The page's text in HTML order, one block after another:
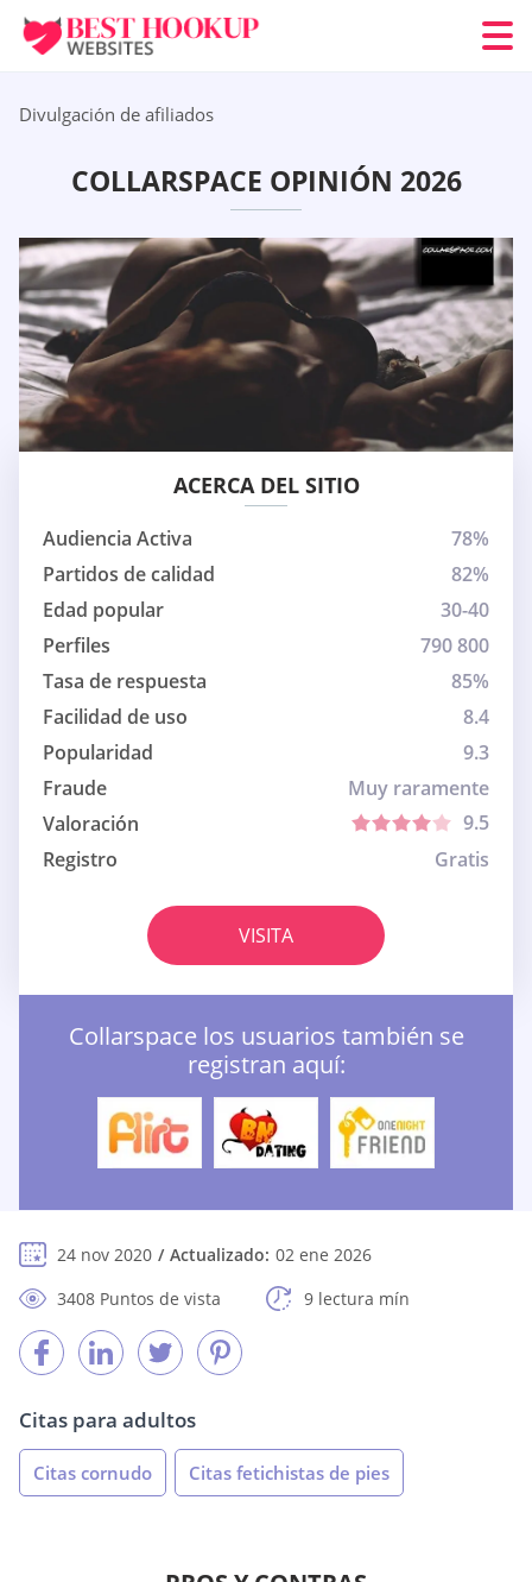
Divulgación de afiliados
COLLARSPACE OPINIÓN 2026
ACERCA DEL SITIO
Audiencia Activa
78%
Partidos de calidad
82%
Edad popular
30-40
Perfiles
790 800
Tasa de respuesta
85%
Facilidad de uso
8.4
Popularidad
9.3
Fraude
Muy raramente
Valoración
9.5
Registro
Gratis
VISITA
Collarspace los usuarios también se
registran aquí:
24 nov 2020 Actualizado: 02 ene 2026
3408 Puntos de vista
9 lectura mín
Citas para adultos
Citas cornudo Citas fetichistas de pies